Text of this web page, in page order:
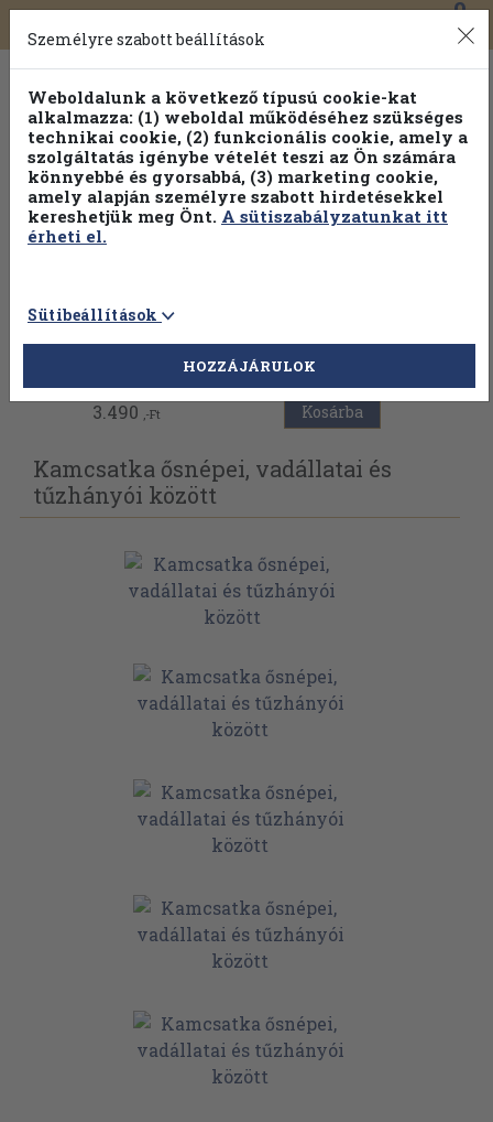
Toggle
navigation
0
Vissza az előző oldalra
3.490 ,-Ft Kosárba
Kamcsatka ősnépei, vadállatai és
tűzhányói között
Személyre szabott beállítások
Weboldalunk a következő típusú cookie-kat
alkalmazza: (1) weboldal működéséhez szükséges
technikai cookie, (2) funkcionális cookie, amely a
szolgáltatás igénybe vételét teszi az Ön számára
könnyebbé és gyorsabbá, (3) marketing cookie,
amely alapján személyre szabott hirdetésekkel
kereshetjük meg Önt. A sütiszabályzatunkat itt
érheti el.
Sütibeállítások
HOZZÁJÁRULOK